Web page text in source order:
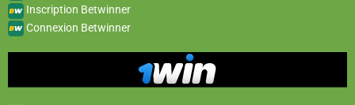
Inscription Betwinner
Connexion Betwinner